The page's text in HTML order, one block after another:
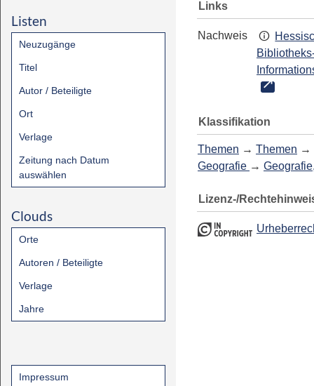
Listen
Neuzugänge
Titel
Autor / Beteiligte
Ort
Verlage
Zeitung nach Datum
auswählen
Clouds
Orte
Autoren / Beteiligte
Verlage
Jahre
Impressum
Links
Nachweis
Klassifikation
Themen → Themen →
Geografie →
Lizenz-/